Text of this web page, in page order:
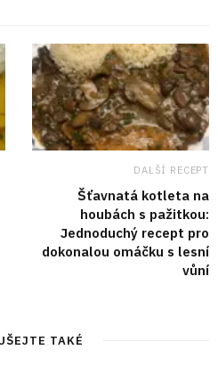
DALŠÍ RECEPT
Šťavnatá kotleta na
houbách s pažitkou:
Jednoduchý recept pro
dokonalou omáčku s lesní
vůní
TAKÉ